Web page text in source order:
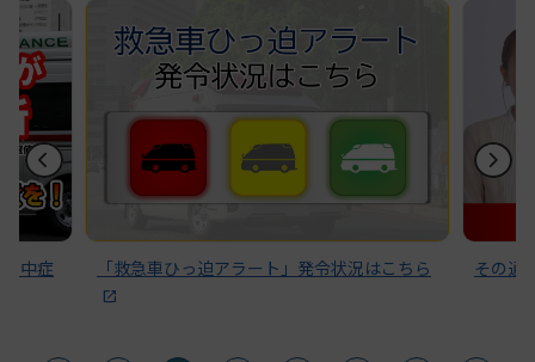
中症 「救急車ひっ迫アラート」発令状況はこちら その通